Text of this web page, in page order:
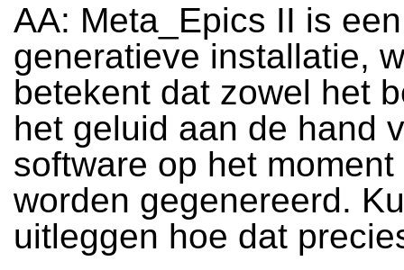
AA: Meta_Epics II is een
generatieve installatie,
betekent dat zowel het
het geluid aan de hand
software op het moment
worden gegenereerd.
uitleggen hoe dat